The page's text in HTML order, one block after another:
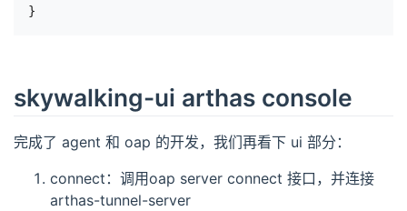
skywalking-ui arthas console
完成了 agent 和 oap 的开发，我们再看下 ui 部分：
connect：调用oap server connect 接口，并连接
arthas-tunnel-server